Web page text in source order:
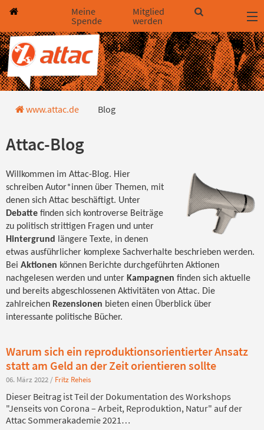
Direkt zum Hauptinhalt springen
Direkt zur Haupt-Navigation springen
Direkt zur Service-Navigation springen
Direkt zur Footer-Navigation springen
Direkt zum Footerinhalt springen
Meine
Spende
Mitglied
werden
Blogwww.attac.de Blog
Attac-Blog
Willkommen im Attac-Blog. Hier
schreiben Autor*innen über Themen, mit
denen sich Attac beschäftigt. Unter
Debatte finden sich kontroverse Beiträge
zu politisch strittigen Fragen und unter
Hintergrund
längere Texte, in denen
etwas ausführlicher komplexe Sachverhalte beschrieben werden.
Bei Aktionen können Berichte durchgeführten Aktionen
nachgelesen werden und unter Kampagnen finden sich aktuelle
und bereits abgeschlossenen Aktivitäten von Attac. Die
zahlreichen Rezensionen bieten einen Überblick über
interessante politische Bücher.
Warum sich ein reproduktionsorientierter Ansatz
statt am Geld an der Zeit orientieren sollte
06. März 2022 / Fritz Reheis
Dieser Beitrag ist Teil der Dokumentation des Workshops
"Jenseits von Corona – Arbeit, Reproduktion, Natur" auf der
Attac Sommerakademie 2021…